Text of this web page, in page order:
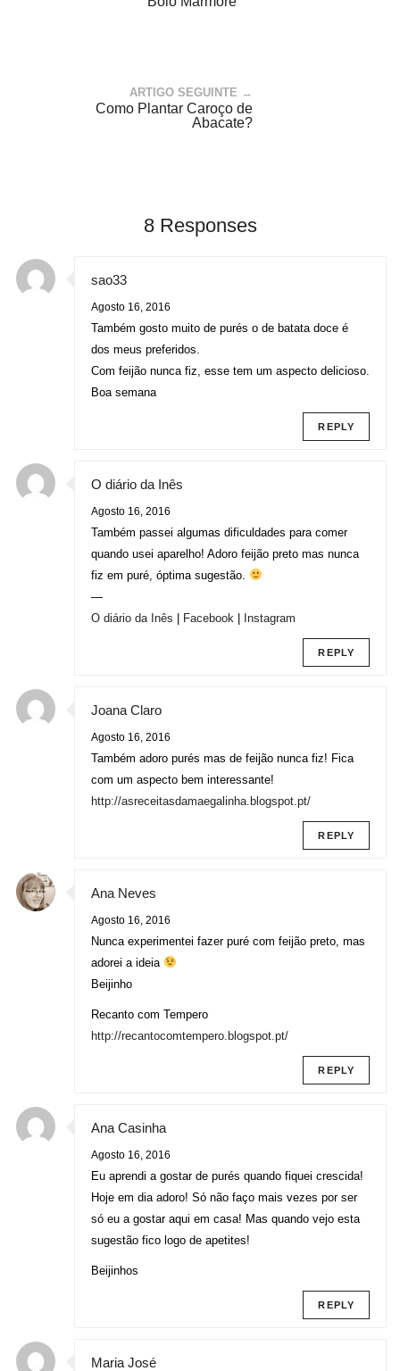
ARTIGO SEGUINTE →
Como Plantar Caroço de
Abacate?
8 Responses
sao33
Agosto 16, 2016
Também gosto muito de purés o de batata doce é
dos meus preferidos.
Com feijão nunca fiz, esse tem um aspecto delicioso.
Boa semana
REPLY
O diário da Inês
Agosto 16, 2016
Também passei algumas dificuldades para comer
quando usei aparelho! Adoro feijão preto mas nunca
fiz em puré, óptima sugestão.
—
O diário da Inês
Facebook Instagram
REPLY
Joana Claro
Agosto 16, 2016
Também adoro purés mas de feijão nunca fiz! Fica
com um aspecto bem interessante!
http://asreceitasdamaegalinha.blogspot.pt/
REPLY
Ana Neves
Agosto 16, 2016
Nunca experimentei fazer puré com feijão preto, mas
adorei a ideia
Beijinho
Recanto com Tempero
http://recantocomtempero.blogspot.pt/
REPLY
Ana Casinha
Agosto 16, 2016
Eu aprendi a gostar de purés quando fiquei crescida!
Hoje em dia adoro! Só não faço mais vezes por ser
só eu a gostar aqui em casa! Mas quando vejo esta
sugestão fico logo de apetites!
Beijinhos
REPLY
Maria José